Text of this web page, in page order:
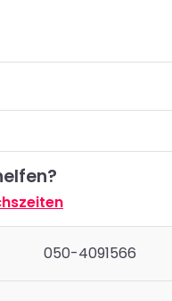
050-4091566